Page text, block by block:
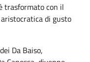
trasformato con il
di gusto
Da Baiso,